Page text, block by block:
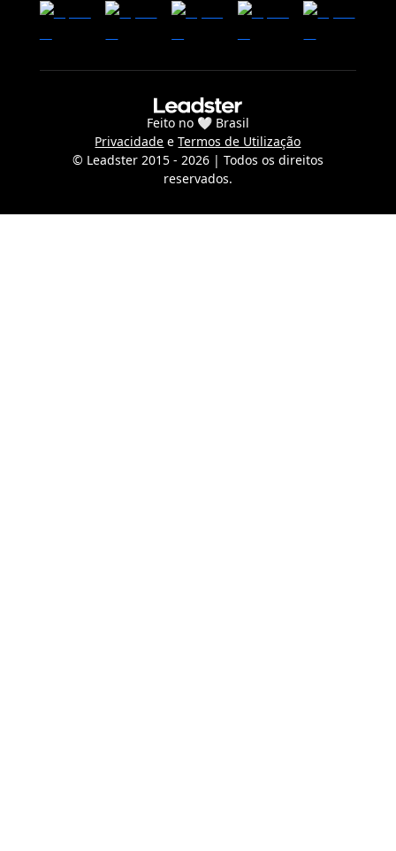
Feito no 🤍 Brasil
Privacidade e Termos de Utilização
© Leadster 2015 - 2026| Todos os direitos
reservados.